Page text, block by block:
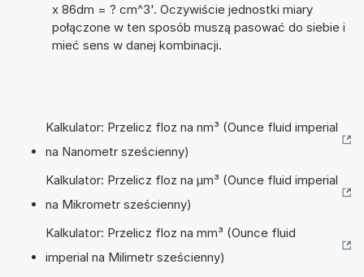
x 86dm = ? cm^3'. Oczywiście jednostki miary
połączone w ten sposób muszą pasować do siebie i
mieć sens w danej kombinacji.
Kalkulator: Przelicz floz na nm³ (Ounce fluid imperial
na Nanometr sześcienny)
Kalkulator: Przelicz floz na µm³ (Ounce fluid imperial
na Mikrometr sześcienny)
Kalkulator: Przelicz floz na mm³ (Ounce fluid
imperial na Milimetr sześcienny)